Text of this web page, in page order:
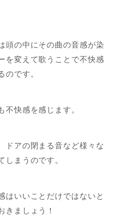
頭の中にその曲の音感が染
を変えて歌うことで不快感
のです。
不快感を感じます。
ドアの閉まる音など様々な
しまうのです。
はいいことだけではないと
きましょう！